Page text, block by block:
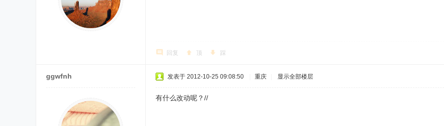
回复 顶 踩
ggwfnh 发表于 2012-10-25 09:08:50 重庆 显示全部楼层
有什么改动呢？//